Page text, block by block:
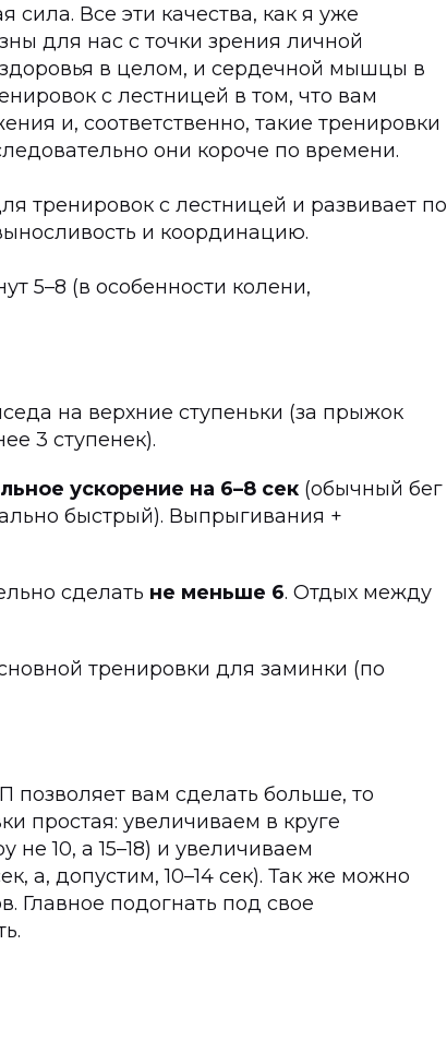
Все эти качества, как я уже
для нас с точки зрения личной
в целом, и сердечной мышцы в
с лестницей в том, что вам
и, соответственно, такие тренировки
они короче по времени.
тренировок с лестницей и развивает по
и координацию.
5–8 (в особенности колени,
на верхние ступеньки (за прыжок
3 ступенек).
ускорение на 6–8 сек (обычный бег
быстрый). Выпрыгивания +
сделать не меньше 6. Отдых между
тренировки для заминки (по
позволяет вам сделать больше, то
простая: увеличиваем в круге
10, а 15–18) и увеличиваем
а, допустим, 10–14 сек). Так же можно
Главное подогнать под свое